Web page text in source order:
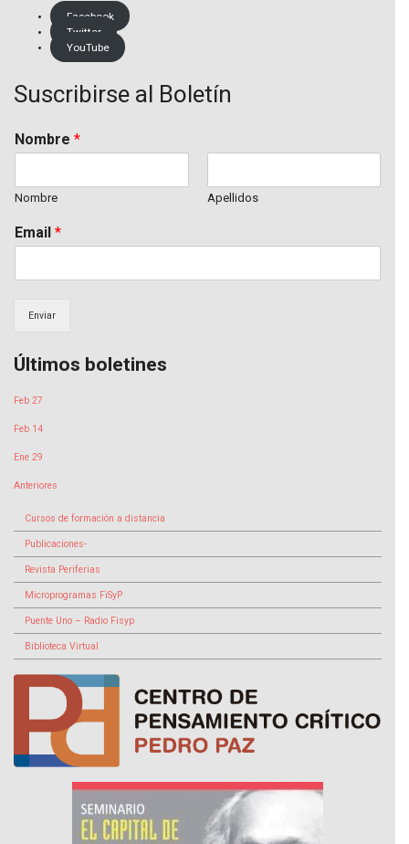
Facebook
Twitter
YouTube
Suscribirse al Boletín
Nombre *
Nombre Apellidos
Email *
Enviar
Últimos boletines
Feb 27
Feb 14
Ene 29
Anteriores
Cursos de formación a distancia
Publicaciones-
Revista Periferias
Microprogramas FiSyP
Puente Uno – Radio Fisyp
Biblioteca Virtual